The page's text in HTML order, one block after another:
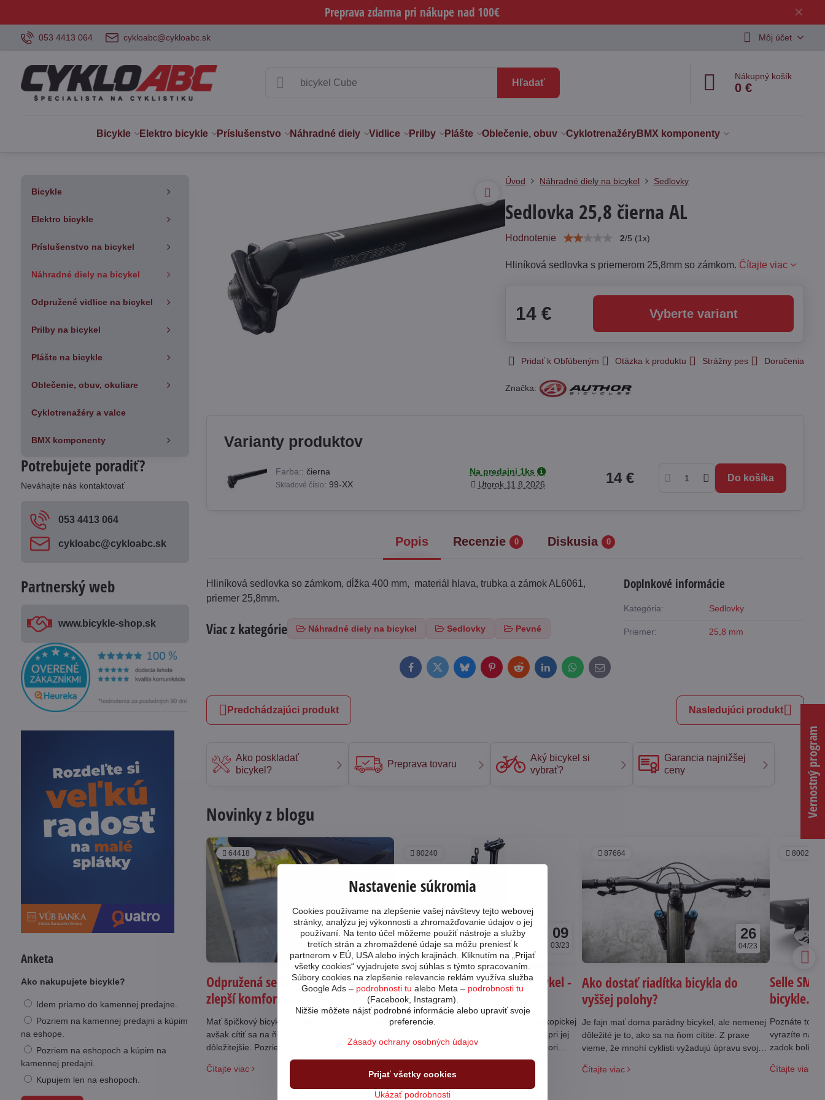
✕
Preprava zdarma pri nákupe nad 100€
053 4413 064 cykloabc@cykloabc.sk Môj účet
Hľadať
Nákupný košík
0 €
Bicykle Elektro bicykle Príslušenstvo Náhradné diely Vidlice Prilby Plášte Oblečenie, obuv CyklotrenažéryBMX komponenty
Úvod Náhradné diely na bicykel Sedlovky
Sedlovka 25,8 čierna AL
Hodnotenie 2/5 (1x)
Hliníková sedlovka s priemerom 25,8mm so zámkom. Čítajte viac
14 € Vyberte variant
Pridať k Obľúbeným Otázka k produktu Strážny pes Doručenia
Značka:
Varianty produktov
Farba::čierna
Skladové číslo:99-XX
Na predajni 1ks
Utorok 11.8.2026 14 € Do košíka
Popis Recenzie 0 Diskusia 0
Hliníková sedlovka so zámkom, dĺžka 400 mm, materiál hlava, trubka a zámok AL6061,
priemer 25,8mm.
Viac z kategórie Náhradné diely na bicykel Sedlovky Pevné
Doplnkové informácie
Kategória: Sedlovky
Priemer: 25,8 mm
Novinky z blogu
64418
25
11/24
Odpružená sedlovka na bicykel -
zlepší komfort jazdy?
Mať špičkový bicykel, či elektrobicykel je super,
avšak cítiť sa na ňom komfortne je ešte
dôležitejšie. Pozrieme sa na to, čo dokážu stále
populárnejšie odpružené sedlovky.
Čítajte viac
80240
09
03/23
Teleskopická sedlovka na bicykel -
ako vybrať tú správnu.
Chcete zlepšiť svoj bajk pomocou teleskopickej
sedlovky? Poradíme na čo si dať pozor pri jej
výbere a pomôžeme sa zorientovať v mori
rôznych parametrov.
Čítajte viac
87664
26
04/23
Ako dostať riadítka bicykla do
vyššej polohy?
Je fajn mať doma parádny bicykel, ale nemenej
dôležité je to, ako sa na ňom cítite. Z praxe
vieme, že mnohí cyklisti vyžadujú úpravu svojho
riadítok. Ako teda zvýšiť riadítka na bicykli?
Čítajte viac
80027
Selle
bicykle.
Poznáte to,
vyrazíte na
zadok bolí.
Čítajte viac
FacebookTwitterBlueskyPinterestRedditLinkedInWhatsApp
E-
mail
Predchádzajúci produkt Nasledujúci produkt
Ako poskladať
bicykel?
Preprava tovaru
Aký bicykel si
vybrať?
Garancia najnižšej
ceny
Bicykle
Elektro bicykle
Príslušenstvo na bicykel
Náhradné diely na bicykel
Odpružené vidlice na bicykel
Prilby na bicykel
Plášte na bicykle
Oblečenie, obuv, okuliare
Cyklotrenažéry a valce
BMX komponenty
Potrebujete poradiť?
Neváhajte nás kontaktovať
053 4413 064
cykloabc​@cykloabc​.sk
Partnerský web
www​.bicykle-shop​.sk
Anketa
Ako nakupujete bicykle?
Idem priamo do kamennej predajne.
Pozriem na kamennej predajni a kúpim
na eshope.
Pozriem na eshopoch a kúpim na
kamennej predajni.
Kupujem len na eshopoch.
Vernostný program
Nastavenie súkromia
Cookies používame na zlepšenie vašej návštevy tejto webovej
stránky, analýzu jej výkonnosti a zhromažďovanie údajov o jej
používaní. Na tento účel môžeme použiť nástroje a služby
tretích strán a zhromaždené údaje sa môžu preniesť k
partnerom v EÚ, USA alebo iných krajinách. Kliknutím na „Prijať
všetky cookies“ vyjadrujete svoj súhlas s týmto spracovaním.
Súbory cookies na zlepšenie relevancie reklám využíva služba
Google Ads – podrobnosti tu alebo Meta – podrobnosti tu
(Facebook, Instagram).
Nižšie môžete nájsť podrobné informácie alebo upraviť svoje
preferencie.
Zásady ochrany osobných údajov
Ukázať podrobnosti
Prijať všetky cookies